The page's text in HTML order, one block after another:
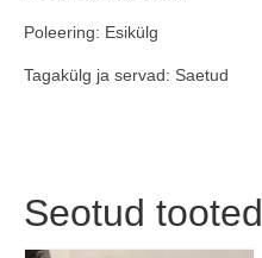
Poleering: Esikülg
Tagakülg ja servad: Saetud
Seotud tooted